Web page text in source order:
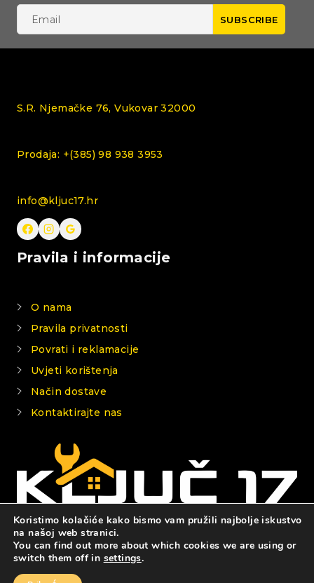
S.R. Njemačke 76, Vukovar 32000
Prodaja: +(385) 98 938 3953
info@kljuc17.hr
Pravila i informacije
O nama
Pravila privatnosti
Povrati i reklamacije
Uvjeti korištenja
Način dostave
Kontaktirajte nas
© 2026 KLJUČ 17
Koristimo kolačiće kako bismo vam pružili najbolje iskustvo
na našoj web stranici.
You can find out more about which cookies we are using or
switch them off in settings.